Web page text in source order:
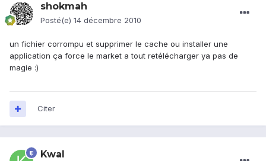
shokmah
Posté(e) 14 décembre 2010
un fichier corrompu et supprimer le cache ou installer une
application ça force le market a tout retélécharger ya pas de
magie :)
Citer
Kwal